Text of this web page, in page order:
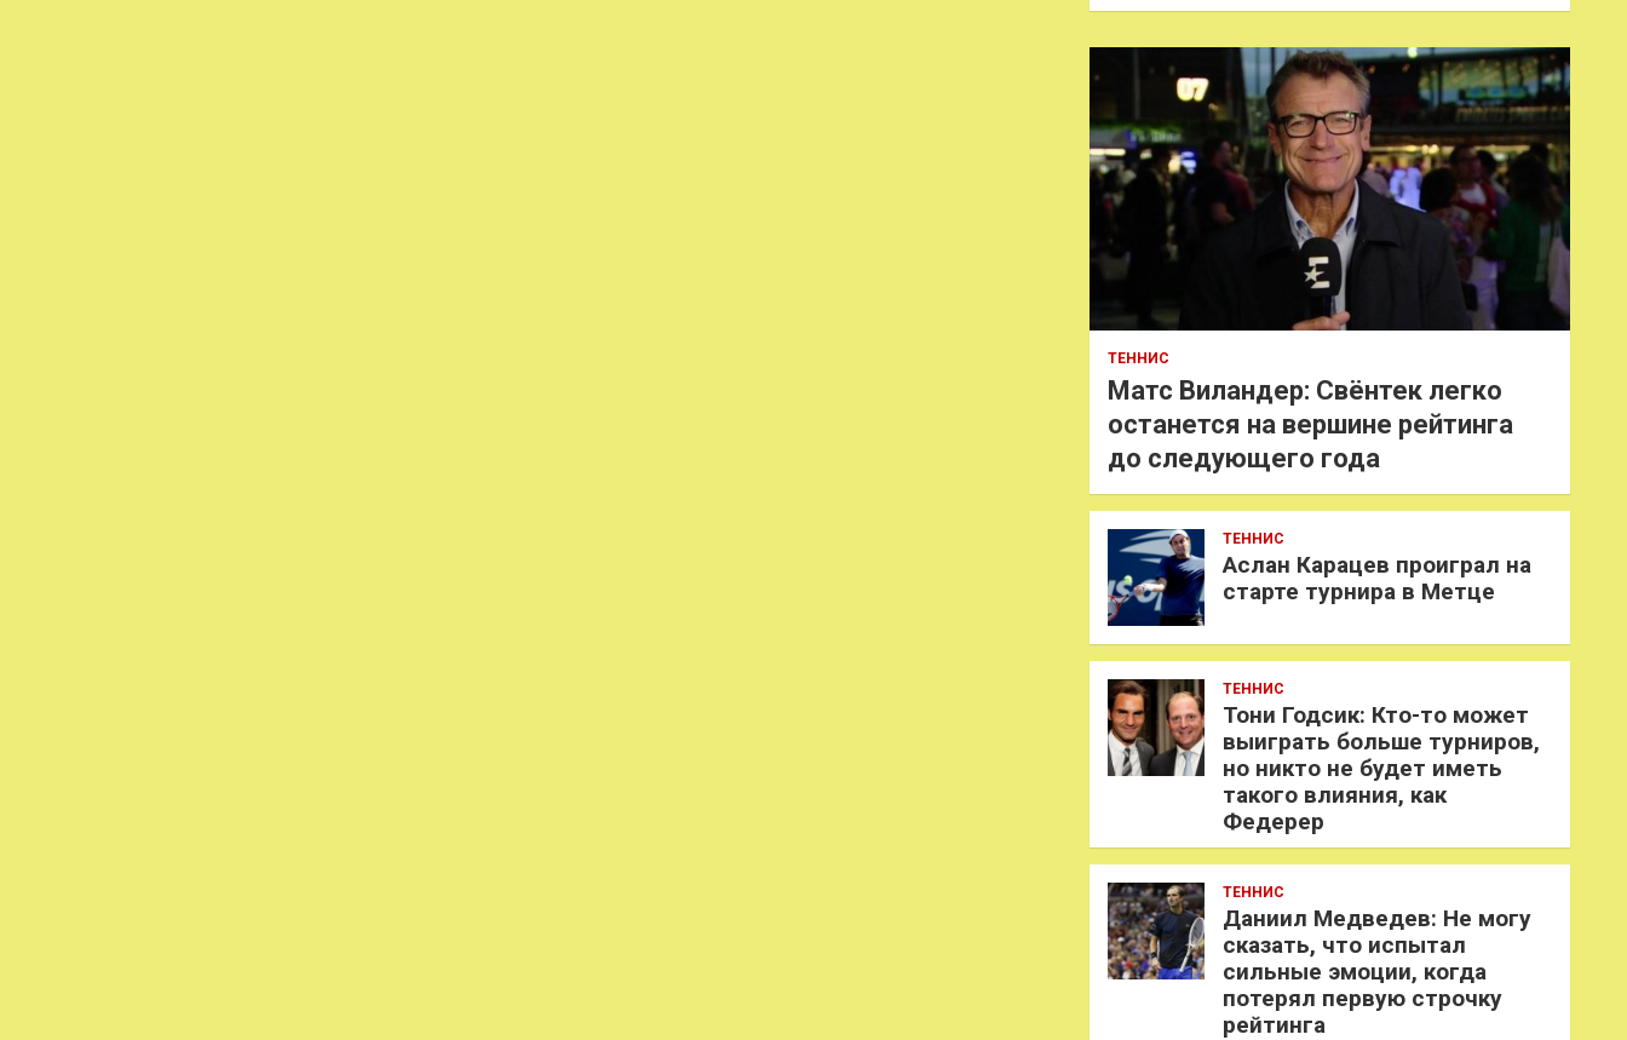
ТЕННИС
Матс Виландер: Свёнтек легко
останется на вершине рейтинга
до следующего года
ТЕННИС
Аслан Карацев проиграл на
старте турнира в Метце
ТЕННИС
Тони Годсик: Кто-то может
выиграть больше турниров,
но никто не будет иметь
такого влияния, как
Федерер
ТЕННИС
Даниил Медведев: Не могу
сказать, что испытал
сильные эмоции, когда
потерял первую строчку
рейтинга